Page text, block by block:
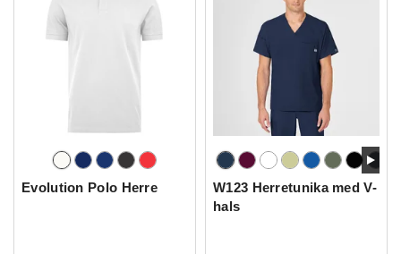
Evolution Polo Herre
W123 Herretunika med V-
hals